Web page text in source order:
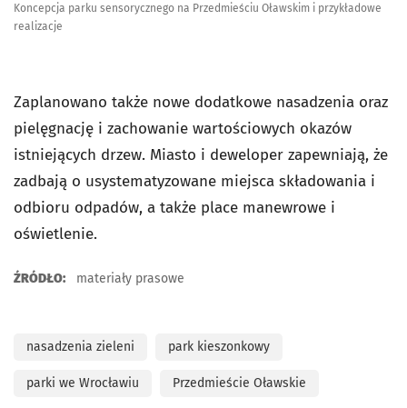
Koncepcja parku sensorycznego na Przedmieściu Oławskim i przykładowe
realizacje
Zaplanowano także nowe dodatkowe nasadzenia oraz
pielęgnację i zachowanie wartościowych okazów
istniejących drzew. Miasto i deweloper zapewniają, że
zadbają o usystematyzowane miejsca składowania i
odbioru odpadów, a także place manewrowe i
oświetlenie.
ŹRÓDŁO: materiały prasowe
nasadzenia zieleni park kieszonkowy
parki we Wrocławiu Przedmieście Oławskie